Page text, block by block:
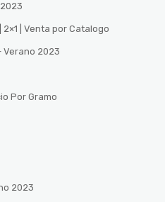
| Venta por Catalogo
Verano 2023
Por Gramo
2023